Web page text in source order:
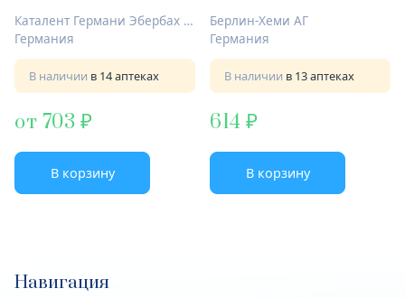
Каталент Германи Эбербах ГмбХ
Германия
В наличии в 14 аптеках
от 703
В корзину
Берлин-Хеми АГ
Германия
В наличии в 13 аптеках
614
В корзину
Навигация